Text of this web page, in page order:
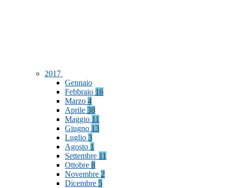
2017
Gennaio
Febbraio 16
Marzo 4
Aprile 38
Maggio 11
Giugno 13
Luglio 3
Agosto 1
Settembre 11
Ottobre 8
Novembre 2
Dicembre 5